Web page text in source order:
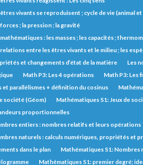
vivants se reproduisent ; cycle de vie (animal
; la pression ; la gravité
: les masses ; les capacités ;
entre les êtres vivants et le milieu ; les
et changements d’état de la matière
Les
Math P3: Les 4 opérations Math P3: Les
et parallélismes + définition du cosinus
société (Géom)
Mathématiques S1: Jeux de
proportionnelles
entiers : nombres relatifs et leurs opérations
naturels : calculs numériques, propriétés et
dans le plan
Mathématiques S1: Nombres
Mathématiques S1: premier degré;